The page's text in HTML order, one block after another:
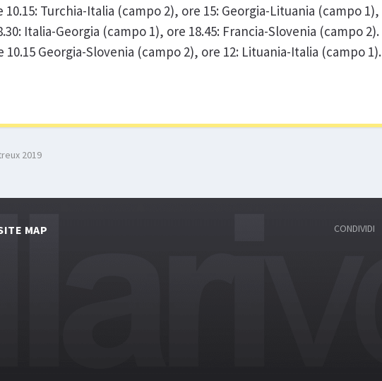
Turchia-Italia (campo 2), ore 15: Georgia-Lituania (campo 1),
Italia-Georgia (campo 1), ore 18.45: Francia-Slovenia (campo 2).
Georgia-Slovenia (campo 2), ore 12: Lituania-Italia (campo 1).
2019
MAP CONDIVIDI